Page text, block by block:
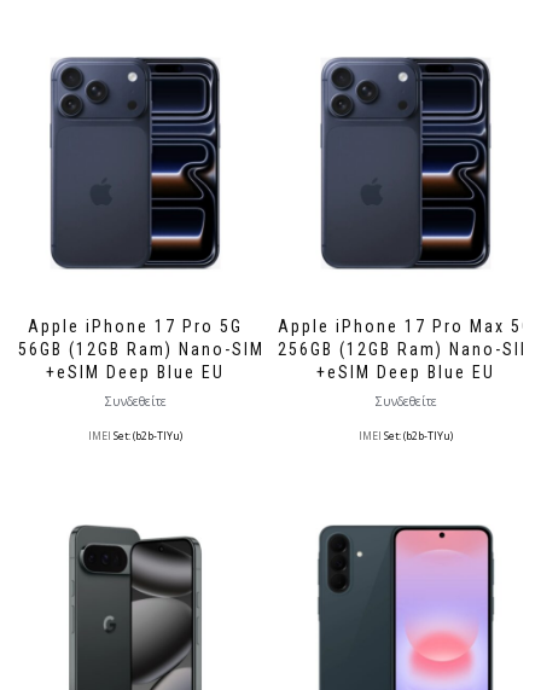
Apple iPhone 17 Pro 5G
256GB (12GB Ram) Nano-SIM
+eSIM Deep Blue EU
Συνδεθείτε
IMEI Set: (b2b-TlYu)
Apple iPhone 17 Pro Max 5G
256GB (12GB Ram) Nano-SIM
+eSIM Deep Blue EU
Συνδεθείτε
IMEI Set: (b2b-TlYu)